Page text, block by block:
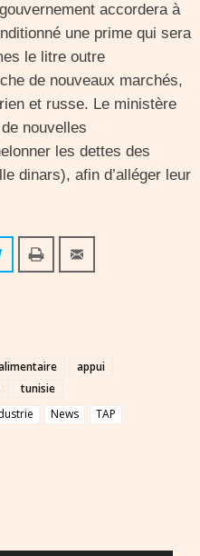
accordera à
une prime qui sera
le litre outre
de nouveaux marchés,
et russe. Le ministère
nouvelles
les dettes des
dinars), afin d’alléger leur
appui
tunisie
News
TAP